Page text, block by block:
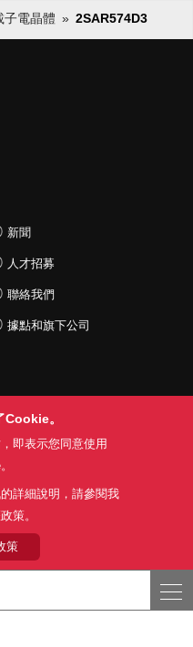
子電晶體 2SAR574D3
新聞
人才招募
聯絡我們
據點和旗下公司
隱私權政策
準條款(PDF)
RIGHTS RESERVED.
Cookie。
即表示您同意使用
詳細說明，請參閱我
策。
策